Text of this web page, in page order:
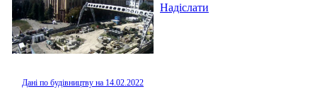
Дані по будівництву на 14.02.2022
Надіслати